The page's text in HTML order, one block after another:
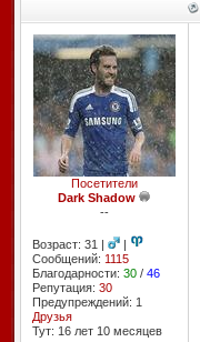
Посетители
Dark Shadow
--
Возраст: 31 |
|
Сообщений: 1115
Благодарности: 30/ 46
Репутация: 30
Предупреждений: 1
Друзья
Тут: 16 лет 10 месяцев